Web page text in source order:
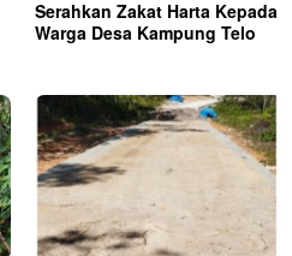
Serahkan Zakat Harta Kepada
Warga Desa Kampung Telo